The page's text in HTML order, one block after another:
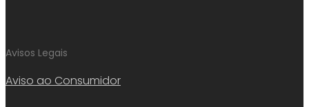
Avisos Legais
Aviso ao Consumidor